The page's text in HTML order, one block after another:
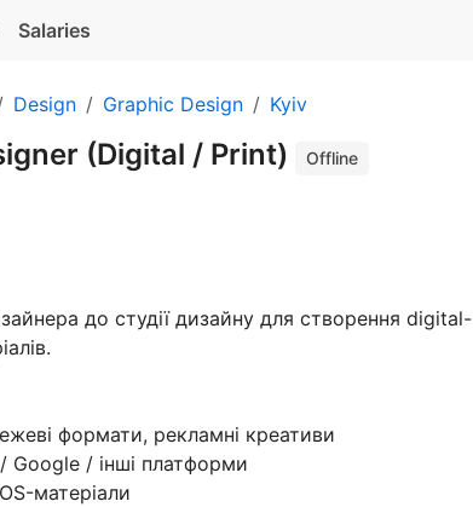
Salaries
Design Graphic Design Kyiv
(Digital / Print)
Offline
до студії дизайну для створення digital-
формати, рекламні креативи
Google / інші платформи
матеріали